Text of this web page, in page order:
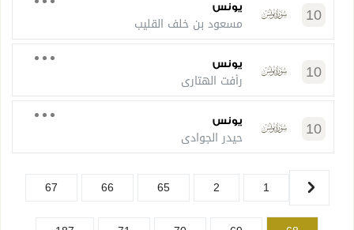
10 يونس
مسعود بن خلف القليب
10 يونس
رأفت الهتاري
10 يونس
حيدر الجوادي
1
2
65
66
67